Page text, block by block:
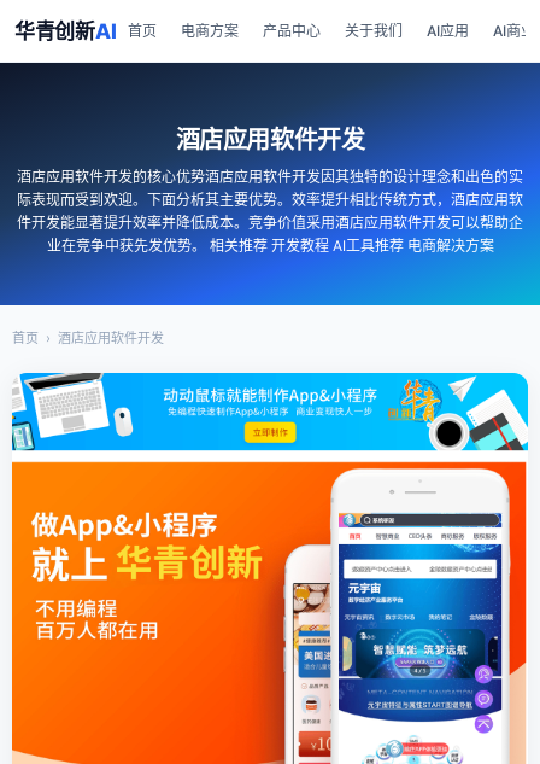
华青创新AI 首页 电商方案 产品中心 关于我们 AI应用 AI商业
酒店应用软件开发
酒店应用软件开发的核心优势酒店应用软件开发因其独特的设计理念和出色的实
际表现而受到欢迎。下面分析其主要优势。效率提升相比传统方式，酒店应用软
件开发能显著提升效率并降低成本。竞争价值采用酒店应用软件开发可以帮助企
业在竞争中获先发优势。 相关推荐 开发教程 AI工具推荐 电商解决方案
首页 › 酒店应用软件开发